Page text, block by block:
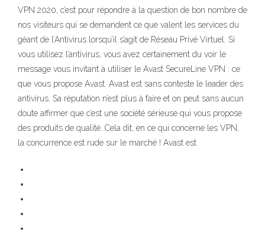
VPN 2020, c’est pour répondre à la question de bon nombre de
nos visiteurs qui se demandent ce que valent les services du
géant de l’Antivirus lorsqu’il s’agit de Réseau Privé Virtuel. Si
vous utilisez l’antivirus, vous avez certainement du voir le
message vous invitant à utiliser le Avast SecureLine VPN : ce
que vous propose Avast. Avast est sans conteste le leader des
antivirus. Sa réputation n’est plus à faire et on peut sans aucun
doute affirmer que c’est une société sérieuse qui vous propose
des produits de qualité. Cela dit, en ce qui concerne les VPN,
la concurrence est rude sur le marché ! Avast est